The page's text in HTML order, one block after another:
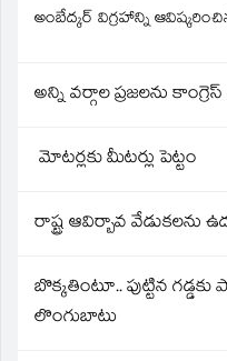
అంబేద్కర్ విగ్రహాన్ని
అన్ని వర్గాల ప్రజలను
మోటర్లకు మీటర్లు పెట్టం
రాష్ట్ర ఆవిర్బావ
బొక్కతింటూ.. పుట్టిన
లొంగుబాటు